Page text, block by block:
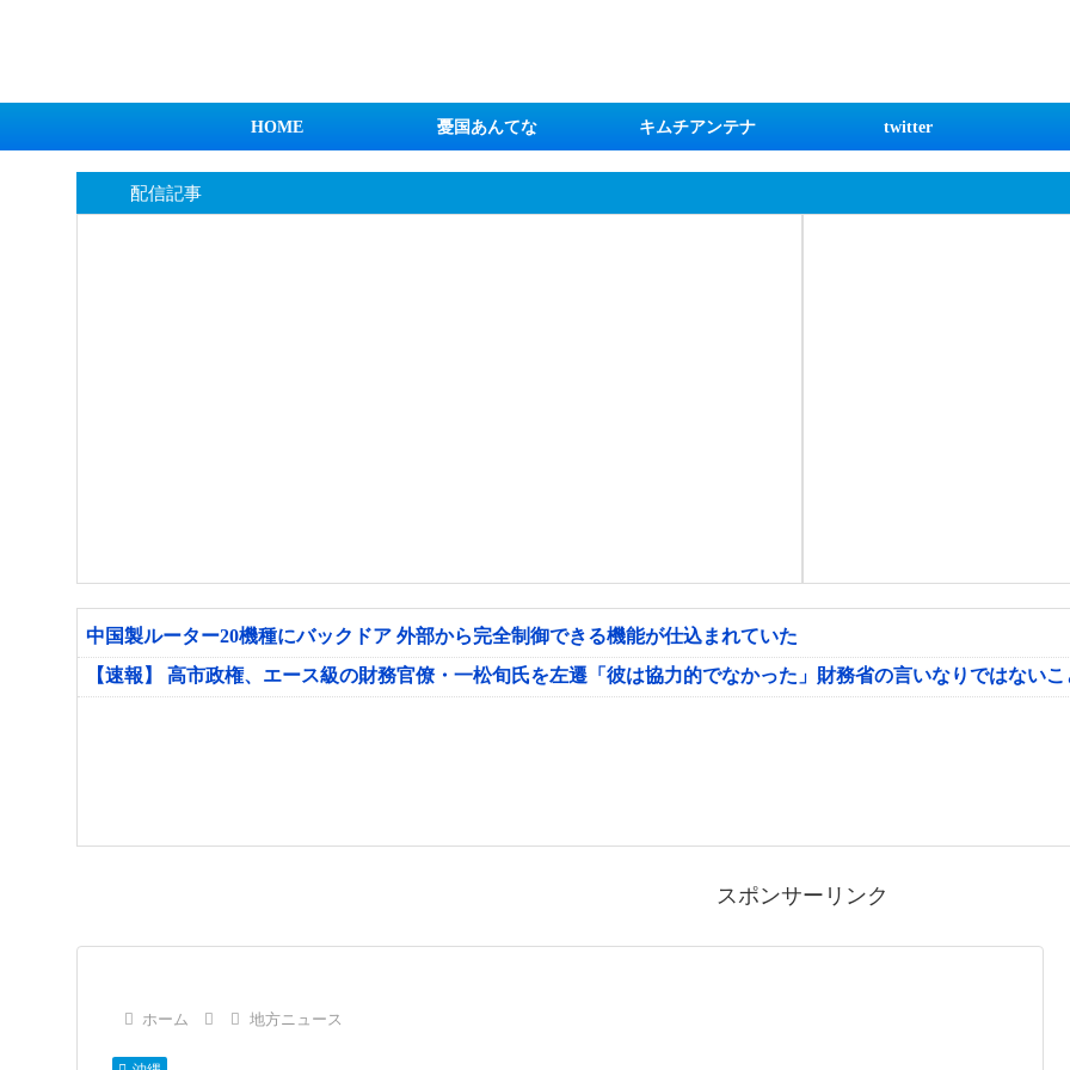
HOME 憂国あんてな キムチアンテナ twitter
配信記事
中国製ルーター20機種にバックドア 外部から完全制御できる機能が仕込まれていた
【速報】 高市政権、エース級の財務官僚・一松旬氏を左遷「彼は協力的でなかった」財務省の言いなりではない
スポンサーリンク
ホーム 地方ニュース